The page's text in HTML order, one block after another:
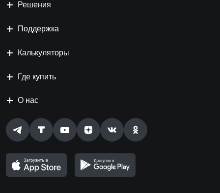
Решения
Поддержка
Калькуляторы
Где купить
О нас